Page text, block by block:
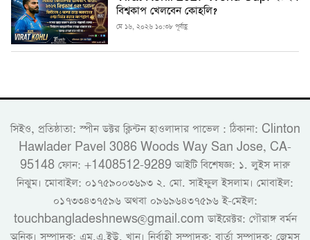
বিশ্বকাপ খেলবেন কোহলি?
মে ১৬, ২০২৬ ১০:৩৮ পূর্বাহ্ণ
সিইও, প্রতিষ্ঠাতা: স্পীন ডক্টর ক্লিন্টন হাওলাদার পাভেল : ঠিকানা: Clinton
Hawlader Pavel 3086 Woods Way San Jose, CA-
95148 ফোন: +1408512-9289 আইটি বিশেষজ্ঞ: ১. লুইস দারু
নিঝুম। ‎মোবাইল: ০১৭৫৯০০৩৬৯৩ ২. মো. সাইফুল ইসলাম। মোবাইল:
০১৭৩৩৪৩৭৫৯৬ অথবা ০৯৬৯৬৪৩৭৫৯৬ ই-মেইল:
touchbangladeshnews@gmail.com ডাইরেক্টর: গৌরাঙ্গ বর্মন
অনিক। সম্পাদক: এম.এ.ইউ. খান। নির্বাহী সম্পাদক: বার্তা সম্পাদক: জেমস